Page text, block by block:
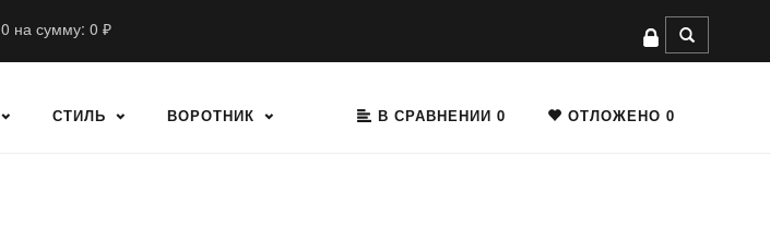
0 на сумму: 0 ₽
СТИЛЬ ВОРОТНИК В СРАВНЕНИИ 0 ОТЛОЖЕНО 0